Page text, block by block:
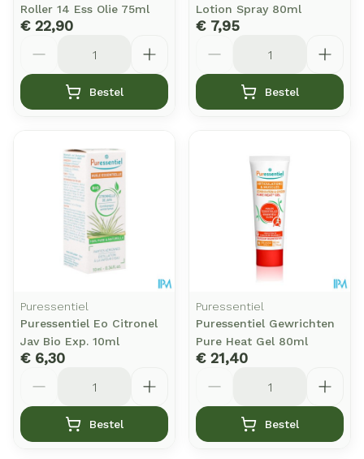
Roller 14 Ess Olie 75ml
€ 22,90
Bestel
Lotion Spray 80ml
€ 7,95
Bestel
Puressentiel
Puressentiel Eo Citronel
Jav Bio Exp. 10ml
€ 6,30
Bestel
Puressentiel
Puressentiel Gewrichten
Pure Heat Gel 80ml
€ 21,40
Bestel